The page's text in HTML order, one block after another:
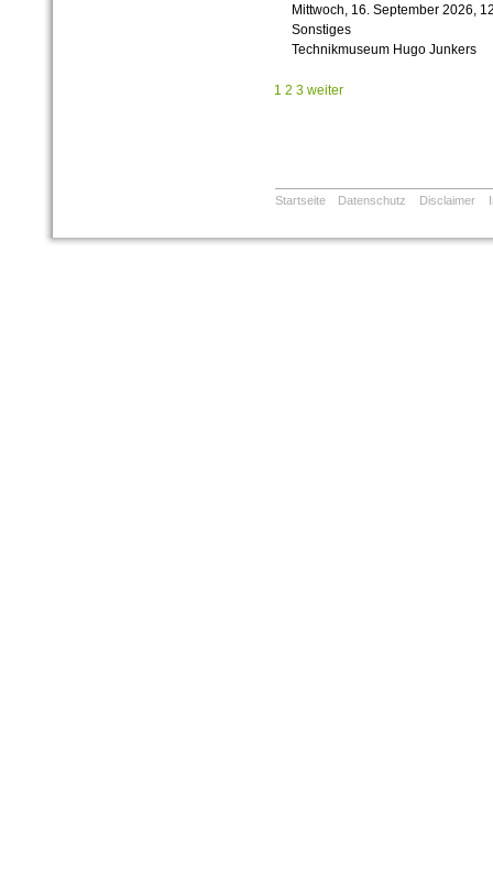
Mittwoch, 16. September 2026,
Sonstiges
Technikmuseum Hugo Junkers
1 2 3 weiter
Startseite Datenschutz Disclaimer